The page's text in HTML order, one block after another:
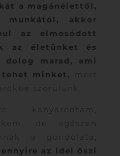
a magánélettől,
munkától, akkor
az elmosódott
az életünket és
dolog marad, ami
tehet minket,
mert
szorulunk.
kanyarodtam,
de egészen
a gondolata,
az idei őszi